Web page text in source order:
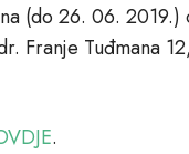
(do 26. 06.
Franje Tuđmana
.